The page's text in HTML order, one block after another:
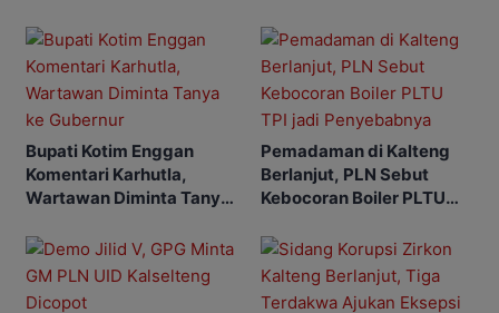
Bupati Kotim Enggan
Komentari Karhutla,
Wartawan Diminta Tanya
Pemadaman di Kalteng
Berlanjut, PLN Sebut
Kebocoran Boiler PLTU